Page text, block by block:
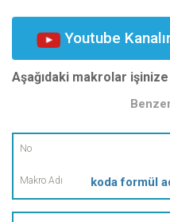
Youtube
Aşağıdaki makrolar
No
Makro
Adı
koda formül